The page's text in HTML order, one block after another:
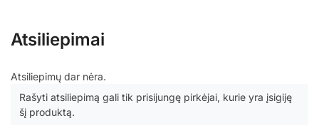
Atsiliepimai
Atsiliepimų dar nėra.
Rašyti atsiliepimą gali tik prisijungę pirkėjai, kurie yra įsigiję
šį produktą.